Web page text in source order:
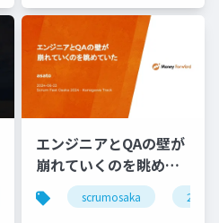
ンブル ゲーム制作 ue5
エンジニアとQAの壁が
崩れていくのを眺めて
いた #scrumosaka
scrumosaka 2024